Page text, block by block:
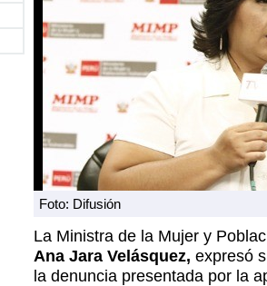
Foto: Difusión
La Ministra de la Mujer y
Ana Jara Velásquez, expresó
la denuncia presentada por la